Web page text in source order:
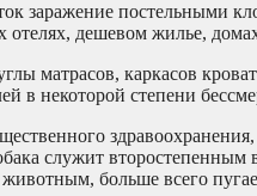
заражение постельными
дешевом жилье,
матрасов, каркасов
в некоторой степени
служит
больше всего